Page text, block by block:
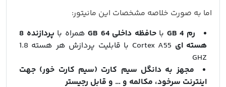
اما به صورت خلاصه مشخصات این مانیتور:
رم 4 GB
باحافظه داخلی 64 GB همراه با
پردازنده 8
هسته ای
Cortex A55 با قابلیت پردازش هر هسته 1.8
GHZ
مجهز به دانگل سیم کارت (سیم کارت خور) جهت
اینترنت سرخود، مکالمه و … و قابل رجیستر